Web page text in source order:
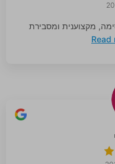
מקצוענית ומסבירת